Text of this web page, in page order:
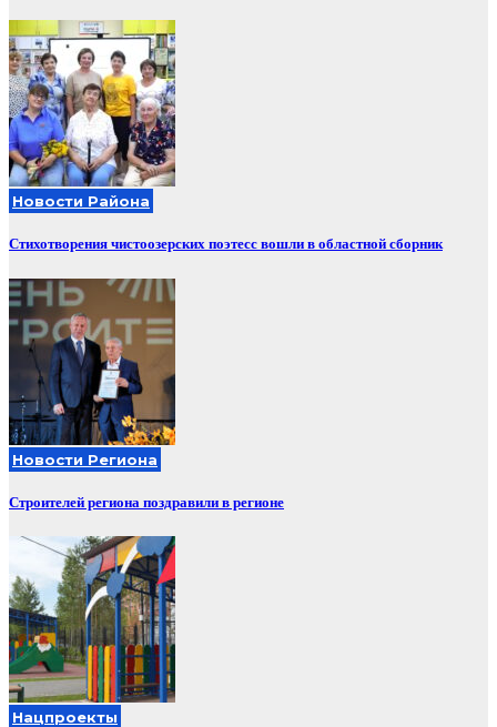
Новости Района
Стихотворения чистоозерских поэтесс вошли в областной сборник
Новости Региона
Строителей региона поздравили в регионе
Нацпроекты